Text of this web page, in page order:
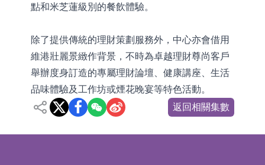
點和米芝蓮級別的餐飲體驗。
除了提供傳統的理財策劃服務外，中心亦會借用
維港壯麗景緻作背景，不時為卓越理財尊尚客戶
舉辦度身訂造的專屬理財論壇、健康講座、生活
品味體驗及工作坊或煙花晚宴等特色活動。
返回相關集數